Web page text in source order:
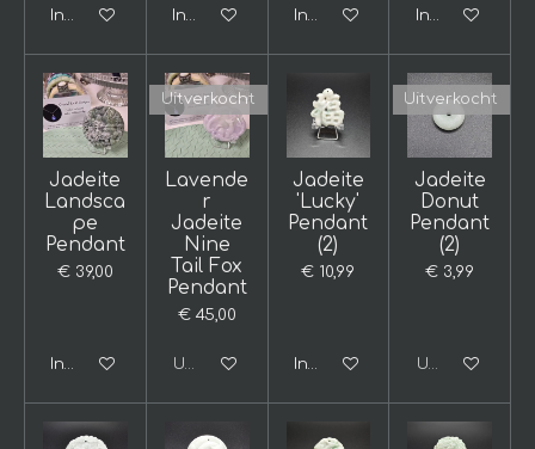
In winkelwagenIn winkelwagenIn winkelwagen In
Jadeite
Landsca
pe
Pendant
€ 39,00
In winkelwagen
Uitverkocht
Lavende
r
Jadeite
Nine
Tail Fox
Pendant
€ 45,00
Uitverkocht
Jadeite
'Lucky'
Pendant
(2)
€ 10,99
In winkelwagen
Uitverkocht
Jadeite
Donut
Pendant
(2)
€ 3,99
Uitverkocht